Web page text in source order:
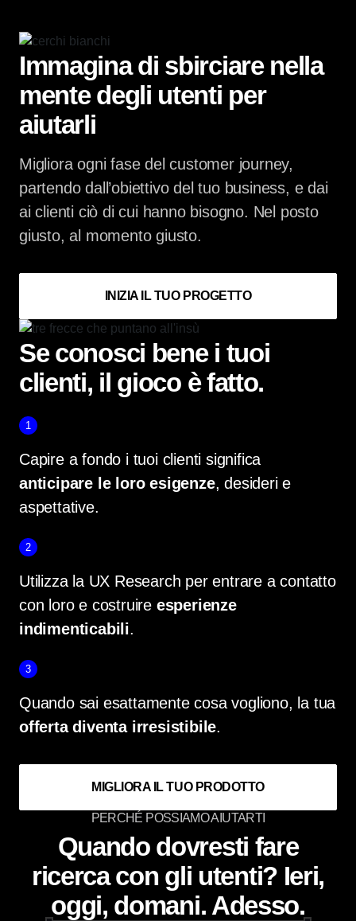
Immagina di sbirciare nella
mente degli utenti per
aiutarli
Migliora ogni fase del customer journey,
partendo dall’obiettivo del tuo business, e dai
ai clienti ciò di cui hanno bisogno. Nel posto
giusto, al momento giusto.
INIZIA IL TUO PROGETTO
Se conosci bene i tuoi
clienti, il gioco è fatto.
1
Capire a fondo i tuoi clienti significa
anticipare le loro esigenze, desideri e
aspettative.
2
Utilizza la UX Research per entrare a contatto
con loro e costruire esperienze
indimenticabili.
3
Quando sai esattamente cosa vogliono, la tua
offerta diventa irresistibile.
MIGLIORA IL TUO PRODOTTO
PERCHÉ POSSIAMO AIUTARTI
Quando dovresti fare
ricerca con gli utenti? Ieri,
oggi, domani. Adesso.